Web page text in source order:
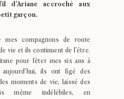
d’Ariane accroché aux
garçon.
compagnons de route
vie et ils continuent de l’être.
pour fêter mes six ans à
ils ont figé des
moments de vie, laissé des
même indélébiles, en